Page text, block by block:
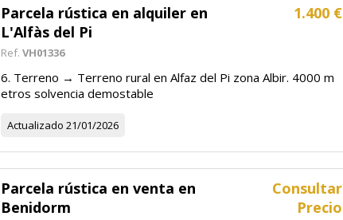
1.400 €
Parcela rústica en alquiler en
L'Alfàs del Pi
Ref. VH01336
6. Terreno → Terreno rural en Alfaz del Pi zona Albir. 4000 m
etros solvencia demostable
Actualizado 21/01/2026
Consultar
Precio
Parcela rústica en venta en
Benidorm